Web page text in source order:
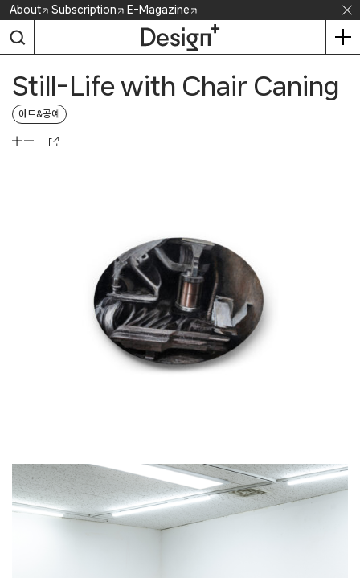
Skip
content
About Subscription E-Magazine
Still-Life with Chair Caning
아트&공예